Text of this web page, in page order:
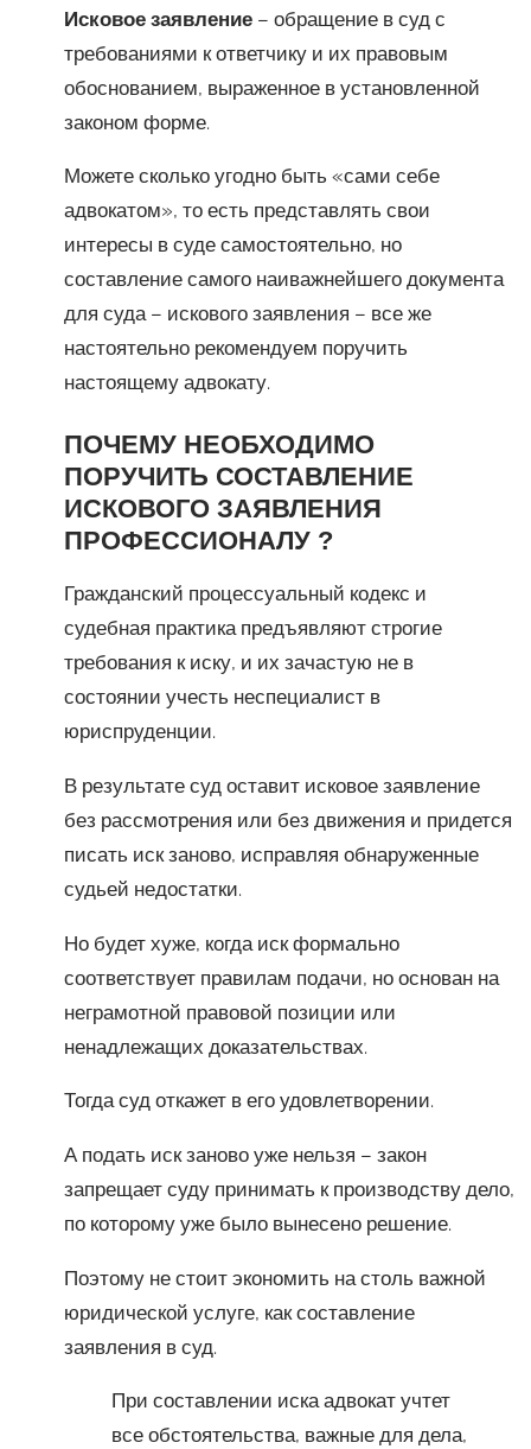
Исковое заявление– обращение в суд с
требованиями к ответчику и их правовым
обоснованием, выраженное в установленной
законом форме.
Можете сколько угодно быть «сами себе
адвокатом», то есть представлять свои
интересы в суде самостоятельно, но
составление самого наиважнейшего документа
для суда – искового заявления – все же
настоятельно рекомендуем поручить
настоящему адвокату.
ПОЧЕМУ НЕОБХОДИМО
ПОРУЧИТЬ СОСТАВЛЕНИЕ
ИСКОВОГО ЗАЯВЛЕНИЯ
ПРОФЕССИОНАЛУ ?
Гражданский процессуальный кодекс и
судебная практика предъявляют строгие
требования к иску, и их зачастую не в
состоянии учесть неспециалист в
юриспруденции.
В результате суд оставит исковое заявление
без рассмотрения или без движения и придется
писать иск заново, исправляя обнаруженные
судьей недостатки.
Но будет хуже, когда иск формально
соответствует правилам подачи, но основан на
неграмотной правовой позиции или
ненадлежащих доказательствах.
Тогда суд откажет в его удовлетворении.
А подать иск заново уже нельзя – закон
запрещает суду принимать к производству дело,
по которому уже было вынесено решение.
Поэтому не стоит экономить на столь важной
юридической услуге, как составление
заявления в суд.
При составлении иска адвокат учтет
все обстоятельства, важные для дела,